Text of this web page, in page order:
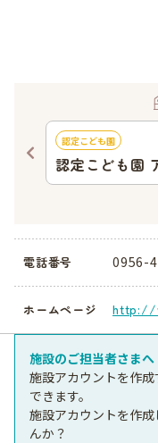
認定こども園
認定こども園
電話番号 0956-
ホームページ http://
施設のご担当者さまへ
施設アカウントを作
できます。
施設アカウントを作
んか？